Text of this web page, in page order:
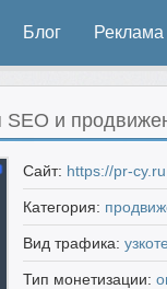
Блог Реклама
и
Сайт: https://pr-cy.ru
Категория:
Вид трафика:
Тип монетизации: